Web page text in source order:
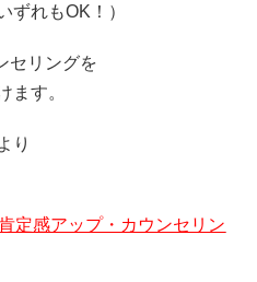
ずれもOK！）
セリングを
ます。
り
定感アップ・カウンセリン